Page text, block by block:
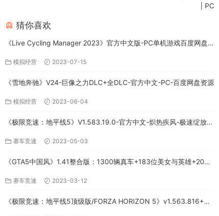
| PC
猜你喜欢
《Live Cycling Manager 2023》官方中文版-PC单机游戏百度网盘
模拟经营 2023-07-15
《雪地奔驰》V24-巨像之力DLC+全DLC-官方中文-PC-百度网盘资源
模拟经营 2023-06-04
《极限竞速：地平线5》V1.583.19.0-官方中文-炽热疾风-极速绽放
赛车竞速 2023-05-03
《GTA5中国风》1.41整合版：1300辆真车+183位美女与英雄+200%
赛车竞速 2023-03-12
《极限竞速：地平线5顶级版/FORZA HORIZON 5》v1.563.816+全